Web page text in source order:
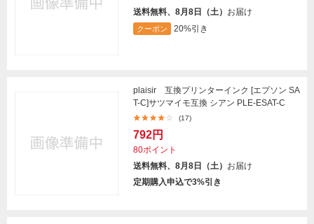
送料無料、8月8日（土） お届け
クーポン 20%引き
plaisir 互換プリンターインク [エプソン SA
T-C]サツマイモ互換 シアン PLE-ESAT-C
(17)
792円
80ポイント
送料無料、8月8日（土） お届け
定期購入申込で3%引き